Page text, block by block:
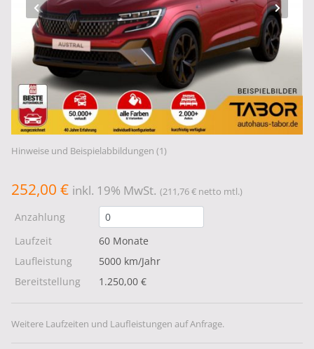
Hinweise und Beispielabbildungen (1)
252,00 € inkl. 19% MwSt. (211,76 € netto mtl.)
Anzahlung
Laufzeit
60 Monate
Laufleistung
5000 km/Jahr
Bereitstellung
1.250,00 €
Weitere Laufzeiten und Laufleistungen auf Anfrage.